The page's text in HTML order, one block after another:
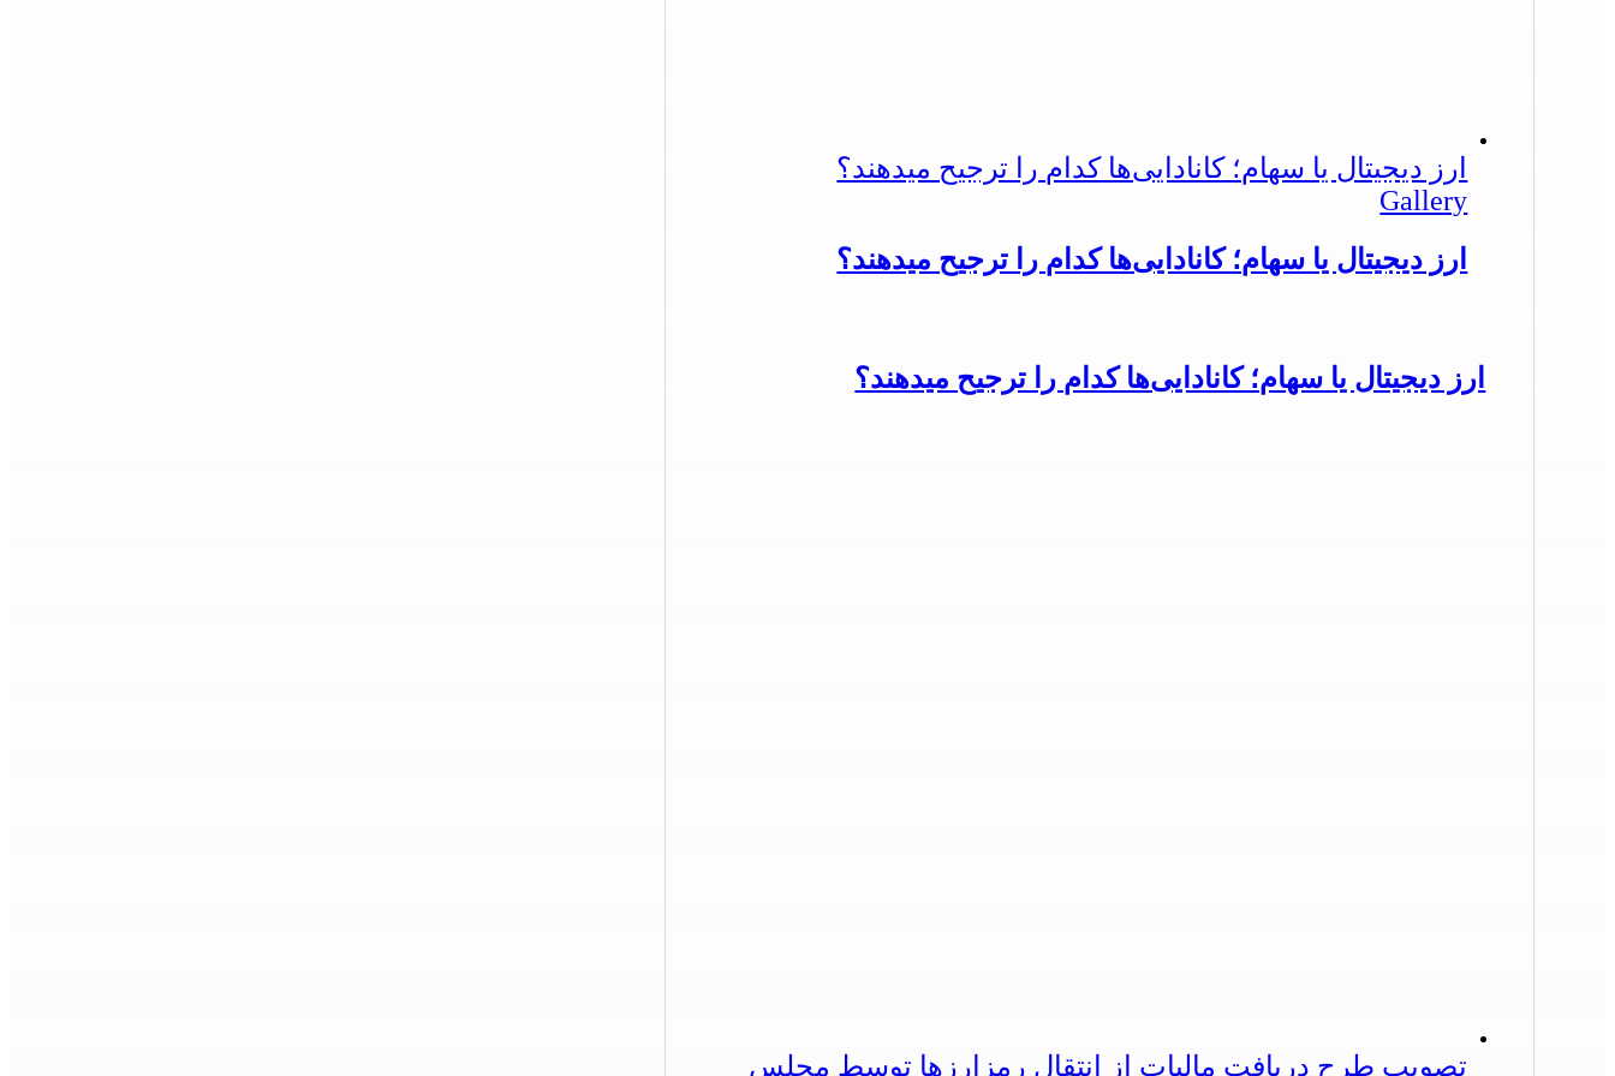
ارز دیجیتال یا سهام؛ کانادایی‌ها کدام را ترجیح میدهند؟
Gallery
ارز دیجیتال یا سهام؛ کانادایی‌ها کدام را ترجیح میدهند؟
ارز دیجیتال یا سهام؛ کانادایی‌ها کدام را ترجیح میدهند؟
تصویب طرح دریافت مالیات از انتقال رمزارزها توسط مجلس